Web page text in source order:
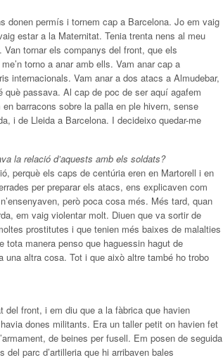
donen permís i tornem cap a Barcelona. Jo em vaig
estar a la Maternitat. Tenia trenta nens al meu
Van tornar els companys del front, que els
torno a anar amb ells. Vam anar cap a
internacionals. Vam anar a dos atacs a Almudebar,
què passava. Al cap de poc de ser aquí agafem
barracons sobre la palla en ple hivern, sense
i de Lleida a Barcelona. I decideixo quedar-me
la relació d’aquests amb els soldats?
perquè els caps de centúria eren en Martorell i en
per preparar els atacs, ens explicaven com
però poca cosa més. Més tard, quan
em vaig violentar molt. Diuen que va sortir de
prostitutes i que tenien més baixes de malalties
manera penso que haguessin hagut de
altra cosa. Tot i que això altre també ho trobo
front, i em diu que a la fàbrica que havien
dones militants. Era un taller petit on havien fet
de beines per fusell. Em posen de seguida
parc d’artilleria que hi arribaven bales